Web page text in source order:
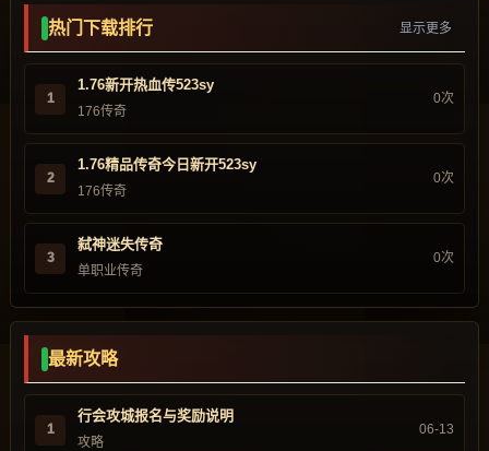
热门下载排行 显示更多
1
1.76新开热血传523sy
176传奇
0次
2
1.76精品传奇今日新开523sy
176传奇
0次
3
弑神迷失传奇
单职业传奇
0次
最新攻略
1
行会攻城报名与奖励说明
攻略
06-13